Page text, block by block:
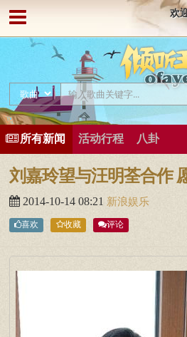
欢
所有新闻 活动行程 八卦
刘嘉玲望与汪明荃合作
2014-10-14 08:21 新浪娱乐
喜欢 收藏 评论